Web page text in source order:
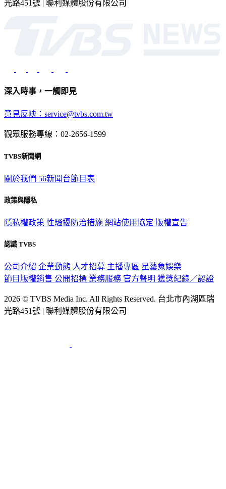
光路451號 | 聯利媒體股份有限公司
深入時事，一觸即見
意見反映：service@tvbs.com.tw
觀眾服務專線：02-2656-1599
TVBS新聞網
關於我們 56新聞台節目表
政策與隱私
隱私權政策 性騷擾防治措施 網站使用協定 版權宣告
認識 TVBS
公司介紹 企業動態 人才招募 主播專區 星藝象娛樂
節目版權銷售 公開招標 業務服務 官方聲明 獲獎紀錄／認證
2026 © TVBS Media Inc. All Rights Reserved. 台北市內湖區瑞
光路451號 | 聯利媒體股份有限公司